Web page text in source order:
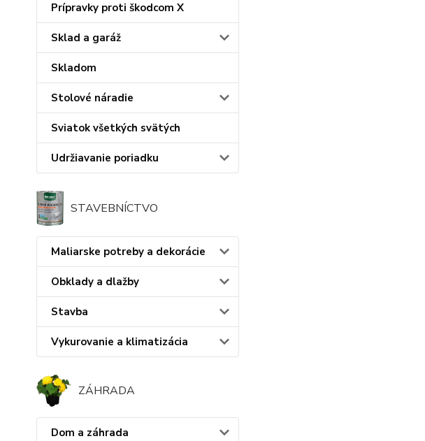
Prípravky proti škodcom X
Sklad a garáž
Skladom
Stolové náradie
Sviatok všetkých svätých
Udržiavanie poriadku
STAVEBNÍCTVO
Maliarske potreby a dekorácie
Obklady a dlažby
Stavba
Vykurovanie a klimatizácia
ZÁHRADA
Dom a záhrada